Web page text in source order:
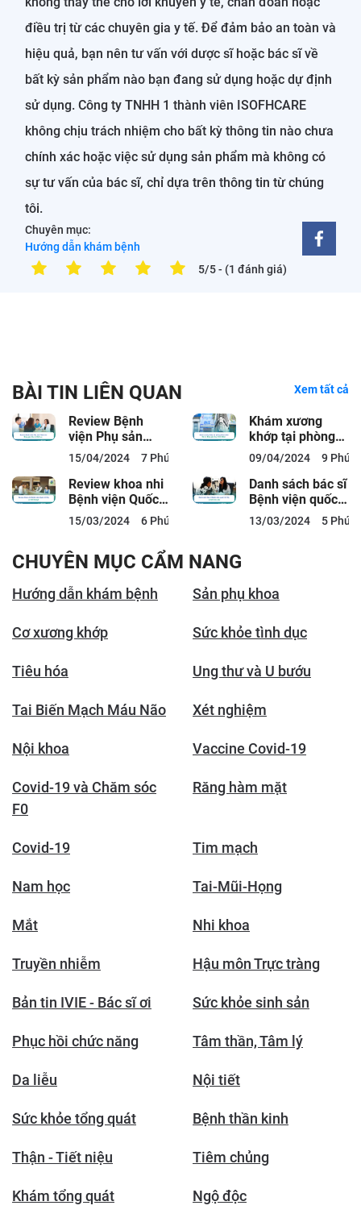
điều trị từ các chuyên gia y tế. Để đảm bảo an toàn và
hiệu quả, bạn nên tư vấn với dược sĩ hoặc bác sĩ về
bất kỳ sản phẩm nào bạn đang sử dụng hoặc dự định
sử dụng. Công ty TNHH 1 thành viên ISOFHCARE
không chịu trách nhiệm cho bất kỳ thông tin nào chưa
chính xác hoặc việc sử dụng sản phẩm mà không có
sự tư vấn của bác sĩ, chỉ dựa trên thông tin từ chúng
tôi.
Chuyên mục:
Hướng dẫn khám bệnh
5/5- (1 đánh giá)
BÀI TIN LIÊN QUAN Xem tất cả
Review Bệnh
viện Phụ sản
Thiện An: Bảng
giá, Bác sĩ, Dịch
vụ
15/04/2024 7 Phút đọc
Khám xương
khớp tại phòng
khám ACC: Bác
sĩ, Bảng giá,
Quy...
09/04/2024 9 Phút
Review khoa nhi
Bệnh viện Quốc
tế City có tốt
không?
15/03/2024 6 Phút đọc
Danh sách bác sĩ
Bệnh viện quốc
tế City và lịch
làm việc
13/03/2024 5 Phút
CHUYÊN MỤC CẨM NANG
Hướng dẫn khám bệnh Sản phụ khoa
Cơ xương khớp Sức khỏe tình dục
Tiêu hóa Ung thư và U bướu
Tai Biến Mạch Máu Não Xét nghiệm
Nội khoa Vaccine Covid-19
Covid-19 và Chăm sóc
F0
Răng hàm mặt
Covid-19 Tim mạch
Nam học Tai-Mũi-Họng
Mắt Nhi khoa
Truyền nhiễm Hậu môn Trực tràng
Bản tin IVIE - Bác sĩ ơi Sức khỏe sinh sản
Phục hồi chức năng Tâm thần, Tâm lý
Da liễu Nội tiết
Sức khỏe tổng quát Bệnh thần kinh
Thận - Tiết niệu Tiêm chủng
Khám tổng quát Ngộ độc